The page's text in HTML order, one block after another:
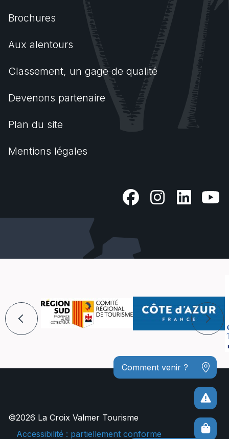
Comment venir ?
Brochures
Aux alentours
Classement, un gage de qualité
Devenons partenaire
Plan du site
Mentions légales
©2026 La Croix Valmer Tourisme
Accessibilité : partiellement conforme